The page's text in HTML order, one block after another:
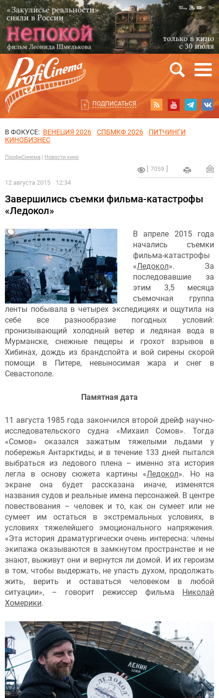
ПОДПИСАТЬСЯ
В ФОКУСЕ: ВЕНЕЦИЯ 2026 СПБМКФ 2026
ПИТЧИНГИ
КИНОБИЗНЕС
ПрофиСинема Новости кино
7059
12 августа 2015 12:34
Завершились съемки фильма-катастрофы
«Ледокол»
В апреле 2015 года
начались съемки
фильма-катастрофы
«Ледокол». За
последовавшие за
этим 3,5 месяца
съемочная группа
ленты побывала в четырех экспедициях и ощутила на
себе все разнообразие погодных условий:
пронизывающий холодный ветер и ледяная вода в
Мурманске, снежные пещеры и грохот взрывов в
Хибинах, дождь из брандспойта и вой сирены скорой
помощи в Питере, невыносимая жара и снег в
Севастополе.
Памятная дата
11 августа 1985 года закончился второй дрейф научно-
исследовательского судна «Михаил Сомов». Тогда
«Сомов» оказался зажатым тяжелыми льдами у
побережья Антарктиды, и в течение 133 дней пытался
выбраться из ледового плена – именно эта история
легла в основу сюжета картины «Ледокол». Но на
экране она будет рассказана иначе, изменятся
названия судов и реальные имена персонажей. В центре
повествования – человек и то, как он сумеет или не
сумеет им остаться в экстремальных условиях, в
условиях тяжелейшего эмоционального напряжения.
«Эта история драматургически очень интересна: члены
экипажа оказываются в замкнутом пространстве и не
знают, выживут они и вернутся ли домой. И их героизм
в том, чтобы выдержать, не упасть духом, продолжать
жить, верить и оставаться человеком в любой
ситуации», – говорит режиссер фильма
Николай
Хомерики.